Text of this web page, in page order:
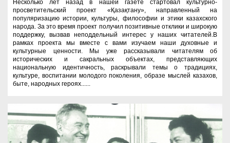
Несколько лет назад в нашей газете стартовал культурно-
просветительский проект «Қазақтану», направленный на
популяризацию истории, культуры, философии и этики казахского
народа. За это время проект получил позитивные отклики и широкую
поддержку, вызвав неподдельный интерес у наших читателей.В
рамках проекта мы вместе с вами изучаем наши духовные и
культурные ценности. Мы уже рассказывали читателям об
исторических и сакральных объектах, представляющих
национальную идентичность, раскрывали темы о традициях,
культуре, воспитании молодого поколения, образе мыслей казахов,
быте, народных героях......